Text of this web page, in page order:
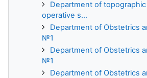
Department of
operative s...
Department of Obstetrics
№1
Department of Obstetrics
№1
Department of Obstetrics